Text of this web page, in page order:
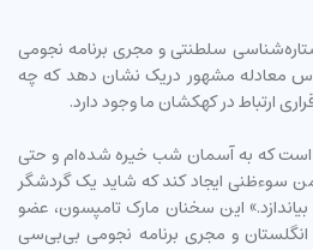
سلطنتی و مجری برنامه نجومی
معادله مشهور دریک نشان دهد که چه
ارتباط در کهکشان ما وجود دارد.
است! من 20 سال است که به آسمان شب خیره شده‌ام و حتی
من سوءظنی ایجاد کند که شاید یک گردشگر
این سخنان مارک تامپسون، عضو
و مجری برنامه نجومی بی‌بی‌سی